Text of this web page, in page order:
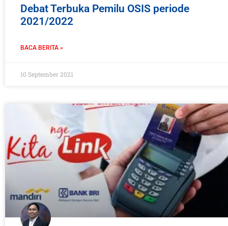
Debat Terbuka Pemilu OSIS periode
2021/2022
BACA BERITA »
10 September 2021